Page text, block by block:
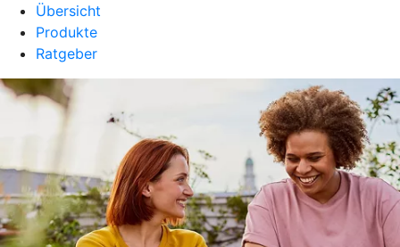
Übersicht
Produkte
Ratgeber